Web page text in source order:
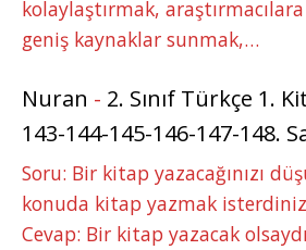
kolaylaştırmak,
geniş kaynaklar sunmak,…
Nuran - 2. Sınıf Türkçe 1.
143-144-145-146-147-148.
Soru: Bir kitap yazacağınızı
konuda kitap yazmak
Cevap: Bir kitap yazacak